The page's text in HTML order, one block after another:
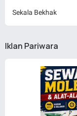
Sekala Bekhak
Iklan Pariwara